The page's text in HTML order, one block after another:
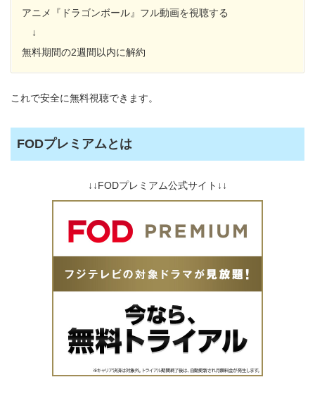
アニメ『ドラゴンボール』フル動画を視聴する
↓
無料期間の2週間以内に解約
これで安全に無料視聴できます。
FODプレミアムとは
↓↓FODプレミアム公式サイト↓↓